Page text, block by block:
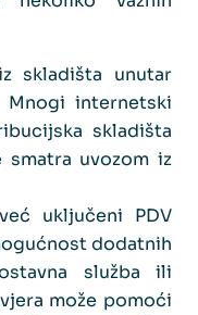
skladišta unutar
internetski
skladišta
uvozom iz
uključeni PDV
dodatnih
služba ili
može pomoći